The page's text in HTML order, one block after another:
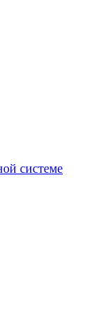
системе